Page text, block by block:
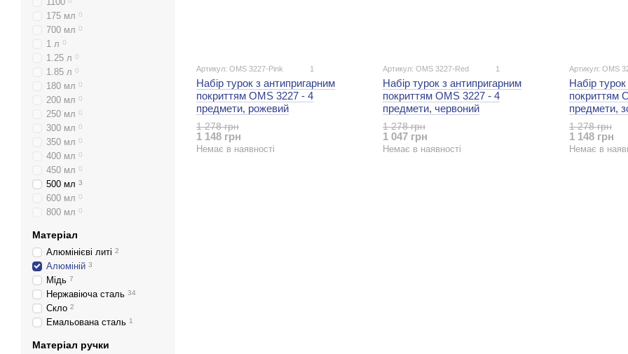
Артикул: OMS 3227-Pink 1
Набір турок з антипригарним
покриттям OMS 3227 - 4
предмети, рожевий
1 278 грн
1 148 грн
Немає в наявності
Артикул: OMS 3227-Red 1
Набір турок з антипригарним
покриттям OMS 3227 - 4
предмети, червоний
1 278 грн
1 047 грн
Немає в наявності
Артикул: OMS
Набір
покриттям
предмети,
1 278 грн
1 148 грн
Немає в
175 мл 0
700 мл 0
1 л 0
1.25 л 0
1.85 л 0
180 мл 0
200 мл 0
250 мл 0
300 мл 0
350 мл 0
400 мл 0
450 мл 0
500 мл 3
600 мл 0
800 мл 0
Матеріал
Алюмінієві литі 2
Алюміній 3
Мідь 7
Нержавіюча сталь 34
Скло 2
Емальована сталь 1
Матеріал ручки